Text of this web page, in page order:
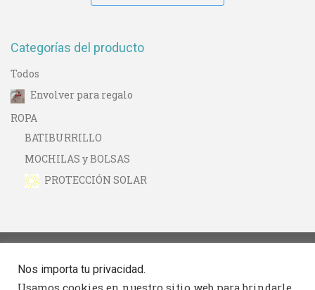
Categorías del producto
Todos
Envolver para regalo
ROPA
BATIBURRILLO
MOCHILAS y BOLSAS
PROTECCIÓN SOLAR
Seguimiento
Nos importa tu privacidad.